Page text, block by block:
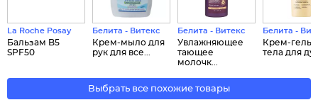
La Roche Posay
Бальзам B5
SPF50
Белита - Витекс
Крем-мыло для
рук для все...
Белита - Витекс
Увлажняющее
тающее
молочк...
Белита -
Крем-гель
тела для
Выбрать все похожие товары